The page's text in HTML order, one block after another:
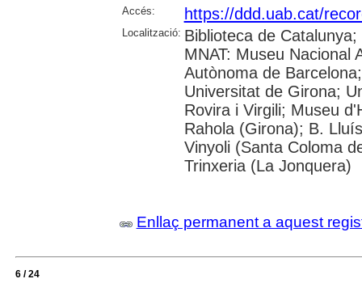
Accés:
https://ddd.uab.cat/
Localització: Biblioteca de
MNAT: Museu Nacional
Autònoma de
Universitat de Girona;
Rovira i Virgili; Museu
Rahola (Girona); B.
Vinyoli (Santa Coloma
Trinxeria (La Jonquera)
Enllaç permanent a aquest
6 / 24